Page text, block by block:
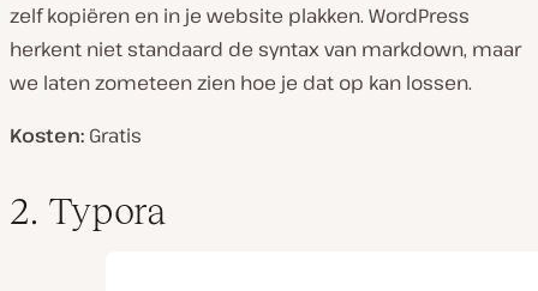
zelf kopiëren en in je website plakken. WordPress
herkent niet standaard de syntax van markdown, maar
we laten zometeen zien hoe je dat op kan lossen.
Kosten: Gratis
2. Typora